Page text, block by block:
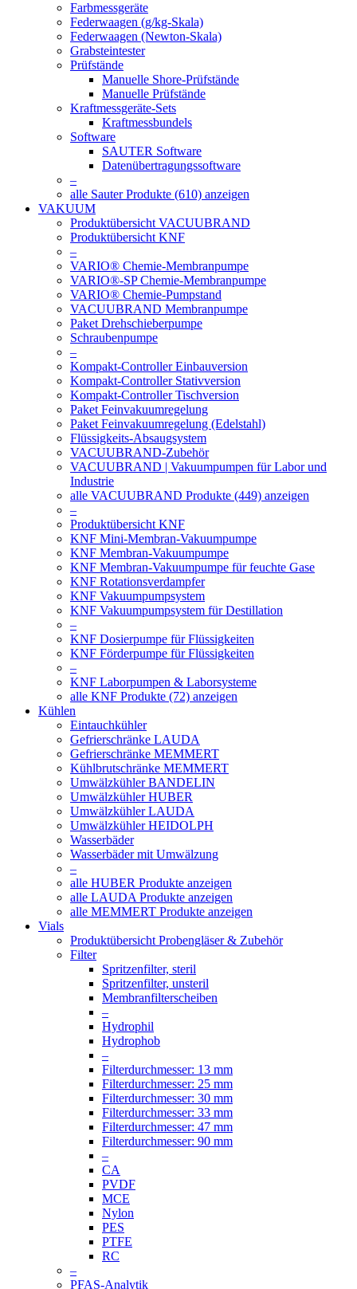
Farbmessgeräte
Federwaagen (g/kg-Skala)
Federwaagen (Newton-Skala)
Grabsteintester
Prüfstände
Manuelle Shore-Prüfstände
Manuelle Prüfstände
Kraftmessgeräte-Sets
Kraftmessbundels
Software
SAUTER Software
Datenübertragungssoftware
–
alle Sauter Produkte (610) anzeigen
VAKUUM
Produktübersicht VACUUBRAND
Produktübersicht KNF
–
VARIO® Chemie-Membranpumpe
VARIO®-SP Chemie-Membranpumpe
VARIO® Chemie-Pumpstand
VACUUBRAND Membranpumpe
Paket Drehschieberpumpe
Schraubenpumpe
–
Kompakt-Controller Einbauversion
Kompakt-Controller Stativversion
Kompakt-Controller Tischversion
Paket Feinvakuumregelung
Paket Feinvakuumregelung (Edelstahl)
Flüssigkeits-Absaugsystem
VACUUBRAND-Zubehör
VACUUBRAND | Vakuumpumpen für Labor und
Industrie
alle VACUUBRAND Produkte (449) anzeigen
–
Produktübersicht KNF
KNF Mini-Membran-Vakuumpumpe
KNF Membran-Vakuumpumpe
KNF Membran-Vakuumpumpe für feuchte Gase
KNF Rotationsverdampfer
KNF Vakuumpumpsystem
KNF Vakuumpumpsystem für Destillation
–
KNF Dosierpumpe für Flüssigkeiten
KNF Förderpumpe für Flüssigkeiten
–
KNF Laborpumpen & Laborsysteme
alle KNF Produkte (72) anzeigen
Kühlen
Eintauchkühler
Gefrierschränke LAUDA
Gefrierschränke MEMMERT
Kühlbrutschränke MEMMERT
Umwälzkühler BANDELIN
Umwälzkühler HUBER
Umwälzkühler LAUDA
Umwälzkühler HEIDOLPH
Wasserbäder
Wasserbäder mit Umwälzung
–
alle HUBER Produkte anzeigen
alle LAUDA Produkte anzeigen
alle MEMMERT Produkte anzeigen
Vials
Produktübersicht Probengläser & Zubehör
Filter
Spritzenfilter, steril
Spritzenfilter, unsteril
Membranfilterscheiben
–
Hydrophil
Hydrophob
–
Filterdurchmesser: 13 mm
Filterdurchmesser: 25 mm
Filterdurchmesser: 30 mm
Filterdurchmesser: 33 mm
Filterdurchmesser: 47 mm
Filterdurchmesser: 90 mm
–
CA
PVDF
MCE
Nylon
PES
PTFE
RC
–
PFAS-Analytik